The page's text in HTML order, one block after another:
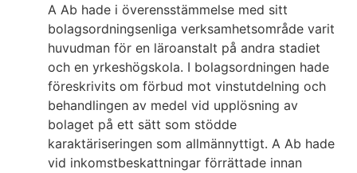
A Ab hade i överensstämmelse med sitt
bolagsordningsenliga verksamhetsområde varit
huvudman för en läroanstalt på andra stadiet
och en yrkeshögskola. I bolagsordningen hade
föreskrivits om förbud mot vinstutdelning och
behandlingen av medel vid upplösning av
bolaget på ett sätt som stödde
karaktäriseringen som allmännyttigt. A Ab hade
vid inkomstbeskattningar förrättade innan